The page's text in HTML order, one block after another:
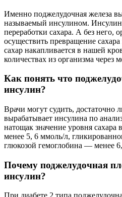
Именно поджелудочная железа
называемый инсулином. Инсулин
переработки сахара. А без него,
осуществить превращение
сахар накапливается в нашей
количествах из организма через
Как понять что
инсулин?
Врачи могут судить, достаточно
вырабатывает инсулина по
натощак значение уровня
менее 5, 6 ммоль/л,
глюкозой гемоглобина — менее
Почему поджелудочная
инсулин?